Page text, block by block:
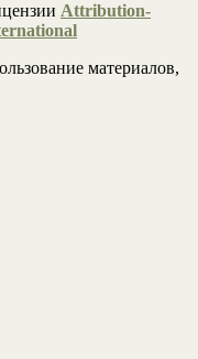
Attribution-
материалов,